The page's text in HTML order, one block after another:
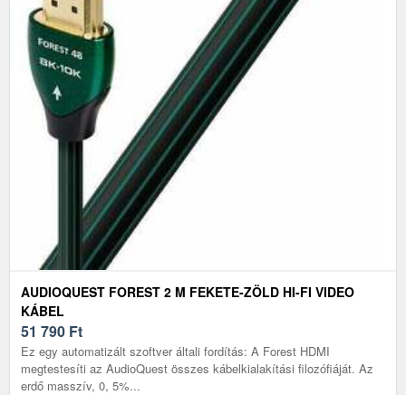
AUDIOQUEST FOREST 2 M FEKETE-ZÖLD HI-FI VIDEO
KÁBEL
51 790 Ft
Ez egy automatizált szoftver általi fordítás: A Forest HDMI
megtestesíti az AudioQuest összes kábelkialakítási filozófiáját. Az
erdő masszív, 0, 5%...